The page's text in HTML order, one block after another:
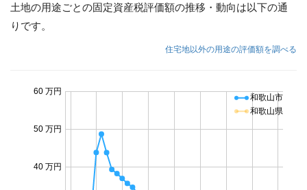
土地の用途ごとの固定資産税評価額の推移・動向は以下の通
りです。
住宅地以外の用途の評価額を調べる
40 万円
50 万円
60 万円
和歌山市
和歌山県